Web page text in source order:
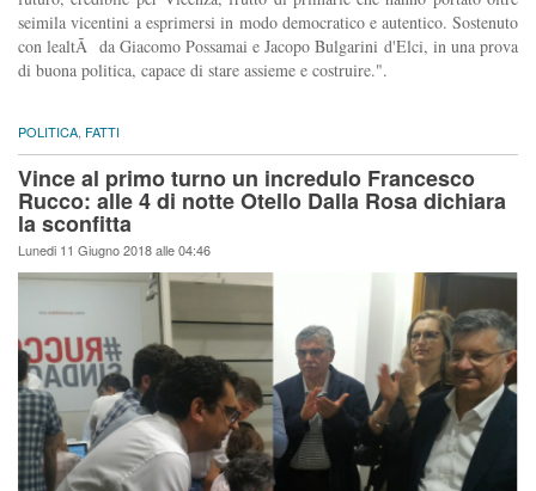
seimila vicentini a esprimersi in modo democratico e autentico. Sostenuto
con lealtÃ da Giacomo Possamai e Jacopo Bulgarini d'Elci, in una prova
di buona politica, capace di stare assieme e costruire.".
POLITICA FATTI
Vince al primo turno un incredulo Francesco
Rucco: alle 4 di notte Otello Dalla Rosa dichiara
la sconfitta
Lunedi 11 Giugno 2018 alle 04:46